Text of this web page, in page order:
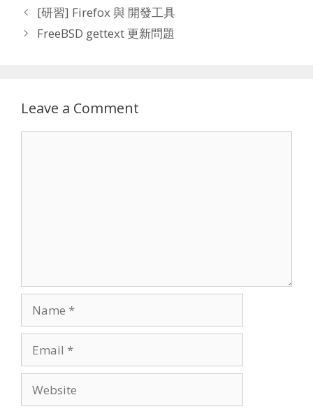
[研習] Firefox 與 開發工具
FreeBSD gettext 更新問題
Leave a Comment